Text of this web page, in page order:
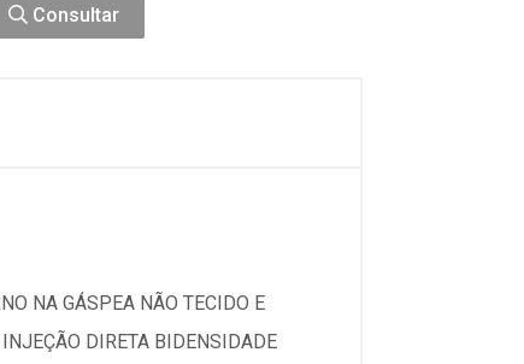
Consultar
NA GÁSPEA NÃO TECIDO E
DIRETA BIDENSIDADE